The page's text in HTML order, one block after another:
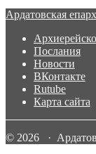
Ардатовская
Послания
Новости
ВКонтакте
Rutube
Карта сайта
© 2026 ·